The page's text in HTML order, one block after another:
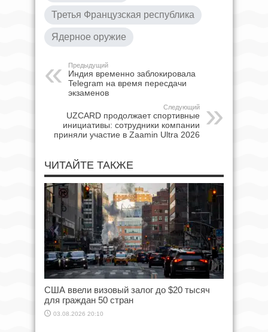
Третья Французская республика
Ядерное оружие
Предыдущий
Индия временно заблокировала
Telegram на время пересдачи
экзаменов
Следующий
UZCARD продолжает спортивные
инициативы: сотрудники компании
приняли участие в Zaamin Ultra 2026
ЧИТАЙТЕ ТАКЖЕ
США ввели визовый залог до $20 тысяч
для граждан 50 стран
03.08.2026 20:10